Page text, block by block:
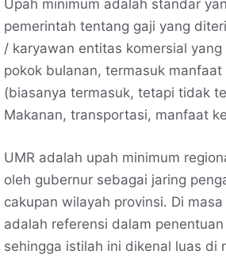
Upah minimum adalah standar
pemerintah tentang gaji yang
/ karyawan entitas komersial
pokok bulanan, termasuk manfaat
(biasanya termasuk, tetapi tidak
Makanan, transportasi, manfaat
UMR adalah upah minimum
oleh gubernur sebagai jaring
cakupan wilayah provinsi. Di
adalah referensi dalam
sehingga istilah ini dikenal luas di